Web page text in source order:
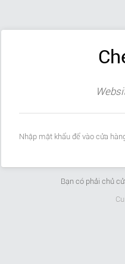
Nhập mật khẩu để vào cửa
Bạn có phải chủ